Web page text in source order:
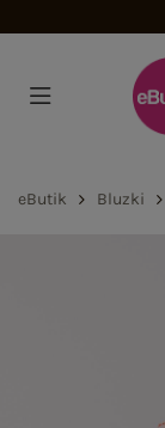
eButik Bluzki